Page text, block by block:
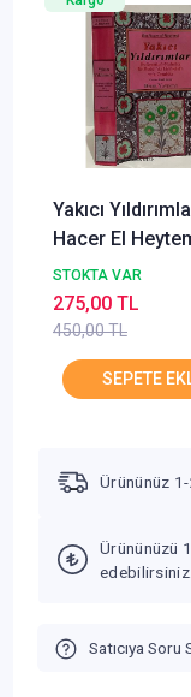
Yakıcı
Hacer El
Yayın 2. EL
STOKTA VAR
450,00 TL
275,00 TL
Ürününüz
Ürününüzü
edebilirsiniz.
Satıcıya Soru